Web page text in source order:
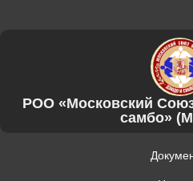
РОО «Московский
самбо»